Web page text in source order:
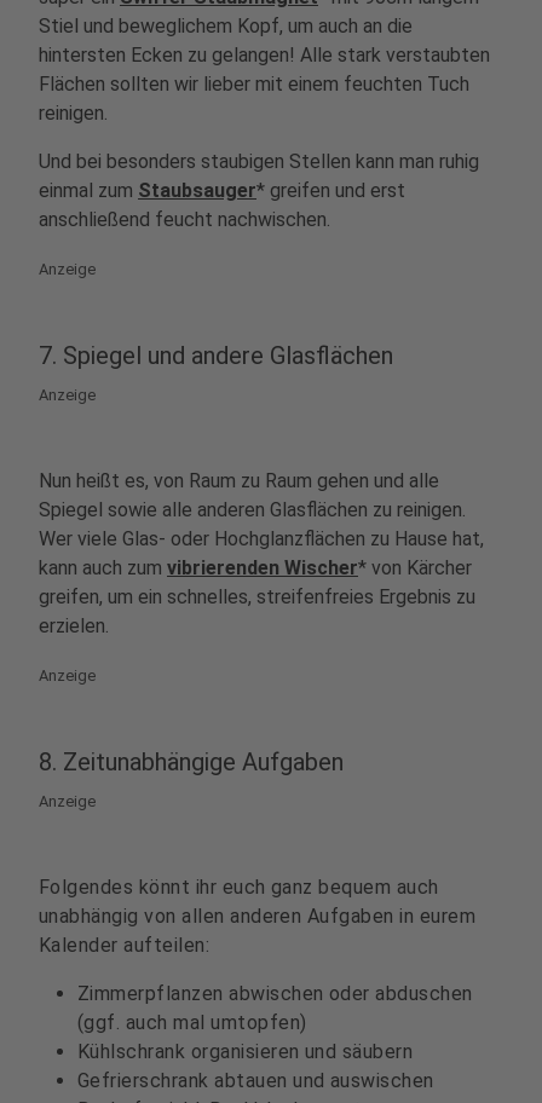
Stiel und beweglichem Kopf, um auch an die
hintersten Ecken zu gelangen! Alle stark verstaubten
Flächen sollten wir lieber mit einem feuchten Tuch
reinigen.
Und bei besonders staubigen Stellen kann man ruhig
einmal zum Staubsauger* greifen und erst
anschließend feucht nachwischen.
Anzeige
7. Spiegel und andere Glasflächen
Anzeige
Nun heißt es, von Raum zu Raum gehen und alle
Spiegel sowie alle anderen Glasflächen zu reinigen.
Wer viele Glas- oder Hochglanzflächen zu Hause hat,
kann auch zum vibrierenden Wischer* von Kärcher
greifen, um ein schnelles, streifenfreies Ergebnis zu
erzielen.
Anzeige
8. Zeitunabhängige Aufgaben
Anzeige
Folgendes könnt ihr euch ganz bequem auch
unabhängig von allen anderen Aufgaben in eurem
Kalender aufteilen:
Zimmerpflanzen abwischen oder abduschen
(ggf. auch mal umtopfen)
Kühlschrank organisieren und säubern
Gefrierschrank abtauen und auswischen